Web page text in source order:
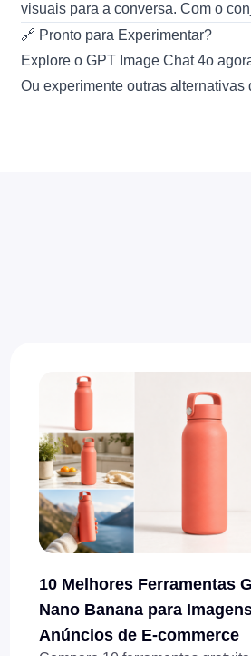
visuais para a conversa. Com o
🔗 Pronto para Experimentar?
Explore o GPT Image Chat 4o
Ou experimente outras
10 Melhores Ferramentas
Nano Banana para
Anúncios de E-commerce